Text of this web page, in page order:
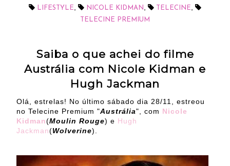
LIFESTYLE NICOLE KIDMAN TELECINE
TELECINE PREMIUM
Saiba o que achei do filme
Austrália com Nicole Kidman e
Hugh Jackman
Olá, estrelas! No último sábado dia 28/11, estreou
no Telecine Premium "Austrália", com Nicole
Kidman(Moulin Rouge) e Hugh
Jackman(Wolverine).